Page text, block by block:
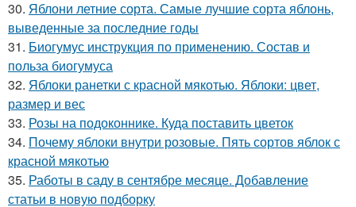
30. Яблони летние сорта. Самые лучшие сорта яблонь,
выведенные за последние годы
31. Биогумус инструкция по применению. Состав и
польза биогумуса
32. Яблоки ранетки с красной мякотью. Яблоки: цвет,
размер и вес
33. Розы на подоконнике. Куда поставить цветок
34. Почему яблоки внутри розовые. Пять сортов яблок с
красной мякотью
35. Работы в саду в сентябре месяце. Добавление
статьи в новую подборку